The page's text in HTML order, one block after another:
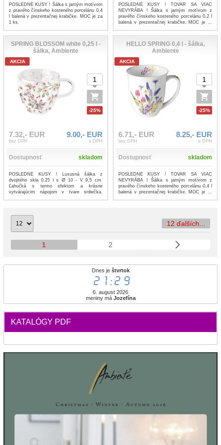
Dnes je štvrtok
21:29
6. august 2026
meniny má Jozefína
KATALÓGY PDF
POSLEDNÉ KUSY ! Šálka s jarným motívom
z pravého čínskeho kosteného porcelánu 0,4
l balená v prezentačnej krabičke. MOC je za
1 ks.
POSLEDNÉ KUSY ! TOVAR SA VIAC
NEVYRÁBA ! Šálka s jarným motívom z
pravého čínskeho kosteného porcelánu 0,2 l
balená v prezentačnej krabičke. MOC je ...
SPRING BLOSSOM white 0,25 l -
šálka, Ambiente
AKCIA
-25%
7.32,- EUR
bez DPH
9.00,- EUR
s DPH
Dostupnosť skladom
POSLEDNÉ KUSY ! Luxusná šálka z
dvojitého skla 0,25 l s Ø 10 - V 9,5 cm.
Ľahučká s termo efektom a krásne
vytvárajúcim nápojom v tvare srdiečka.
HELLO SPRING 0,4 l - šálka,
Ambiente
AKCIA
-25%
6.71,- EUR
bez DPH
8.25,- EUR
s DPH
Dostupnosť skladom
POSLEDNÉ KUSY ! TOVAR SA VIAC
NEVYRÁBA ! Šálka s jarným motívom z
pravého čínskeho kosteného porcelánu 0,4 l
balená v prezentačnej krabičke. MOC je ...
12 ďalších...
1 2